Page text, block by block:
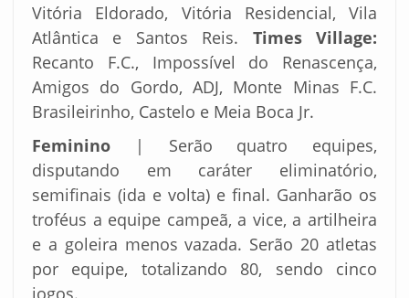
Vitória Eldorado, Vitória Residencial, Vila
Atlântica e Santos Reis. Times Village:
Recanto F.C., Impossível do Renascença,
Amigos do Gordo, ADJ, Monte Minas F.C.
Brasileirinho, Castelo e Meia Boca Jr.
Feminino | Serão quatro equipes,
disputando em caráter eliminatório,
semifinais (ida e volta) e final. Ganharão os
troféus a equipe campeã, a vice, a artilheira
e a goleira menos vazada. Serão 20 atletas
por equipe, totalizando 80, sendo cinco
jogos.